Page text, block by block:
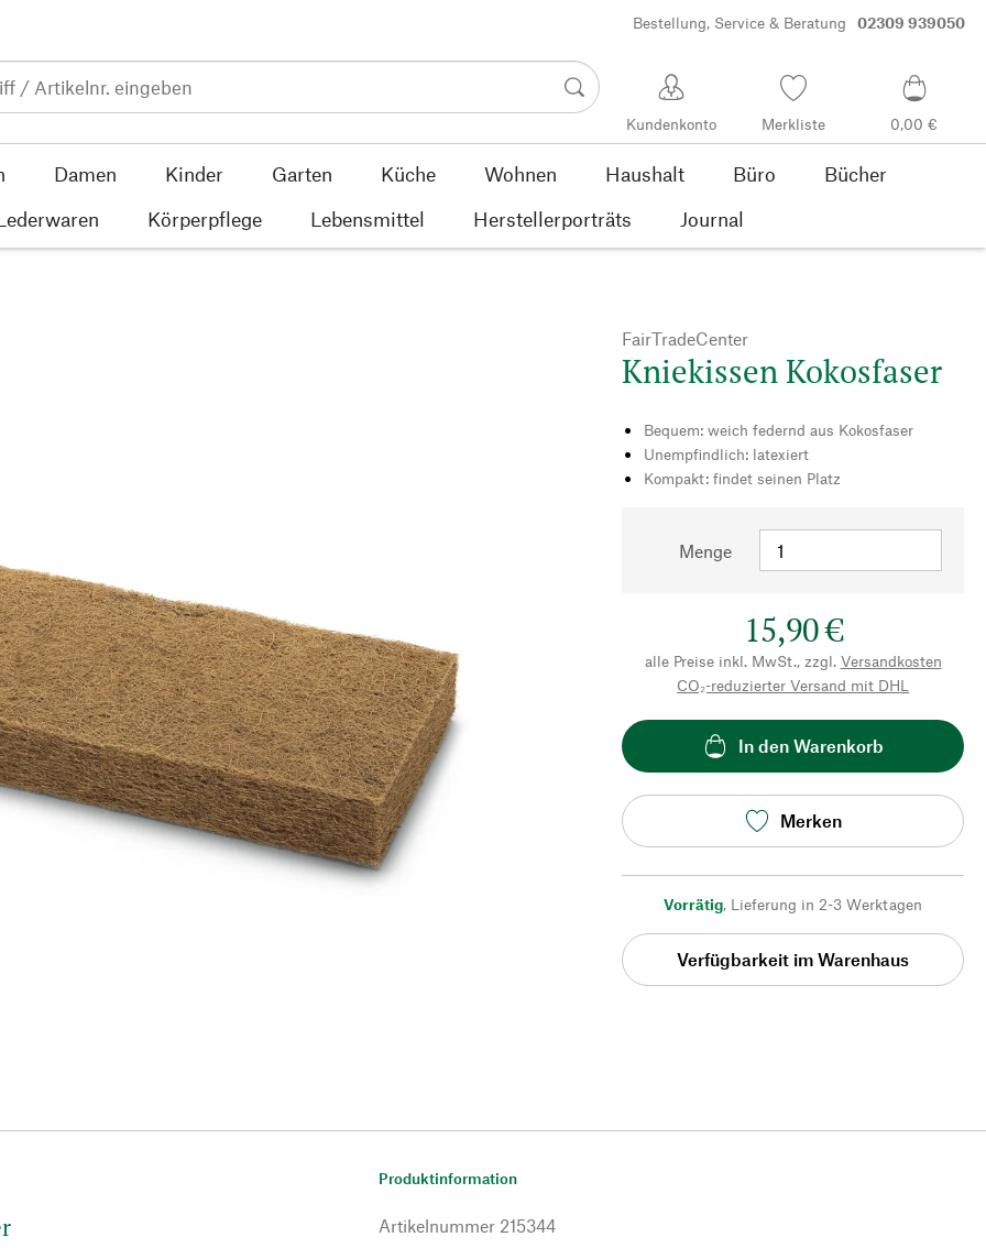
Bestellung, Service & Beratung 02309 939050
Kundenkonto Merkliste 0,00 €
Damen Kinder Garten Küche Wohnen Haushalt Büro
Bücher
Körperpflege Lebensmittel Herstellerporträts Journal
FairTradeCenter
Kniekissen Kokosfaser
Bequem: weich federnd aus Kokosfaser
Unempfindlich: latexiert
Kompakt: findet seinen Platz
Menge
15,90 €
alle Preise inkl. MwSt., zzgl. Versandkosten
CO₂-reduzierter Versand mit DHL
In den Warenkorb
Merken
Vorrätig, Lieferung in 2-3 Werktagen
Verfügbarkeit im Warenhaus
Produktinformation
Artikelnummer 215344